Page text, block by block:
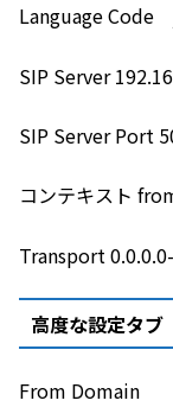
Language Code
SIP Server
SIP Server Port
コンテキスト
Transport
高度な設定タブ
From Domain